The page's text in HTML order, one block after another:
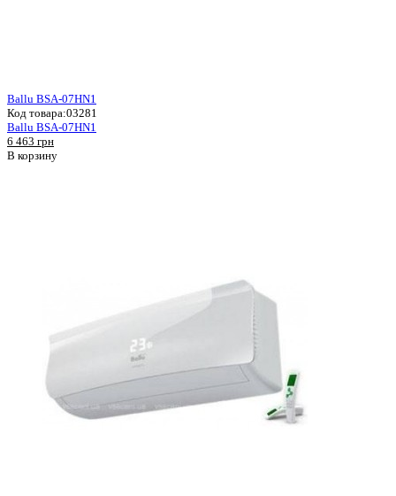
Ballu BSA-07HN1
Код товара:03281
Ballu BSA-07HN1
6 463 грн
В корзину